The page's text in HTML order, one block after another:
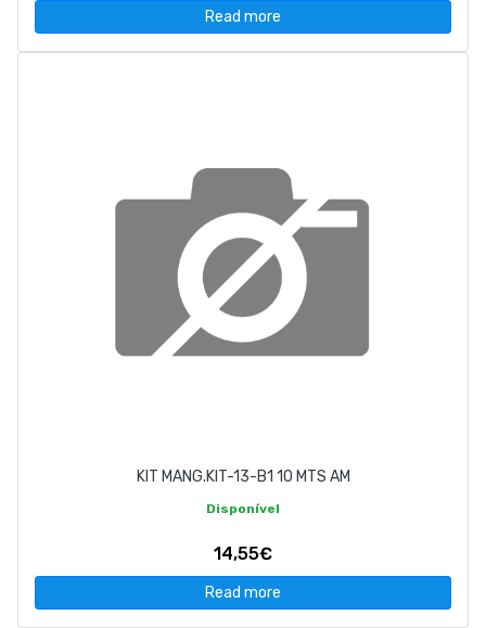
Read more
KIT MANG.KIT-13-B1 10 MTS AM
Disponível
14,55€
Read more